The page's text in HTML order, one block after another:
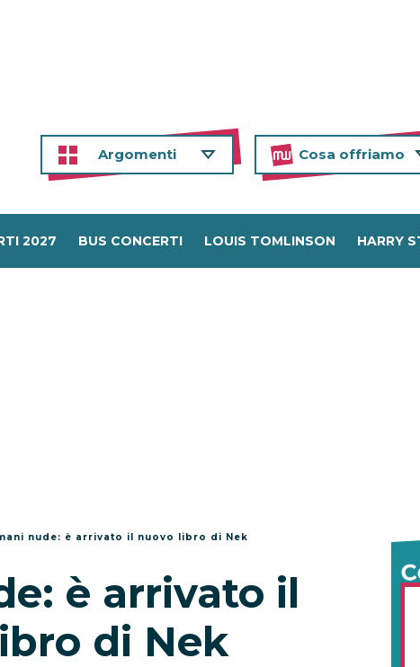
Argomenti Cosa offriamo
2027 BUS CONCERTI LOUIS TOMLINSON HARRY
nude: è arrivato il nuovo libro di Nek
è arrivato il
di Nek